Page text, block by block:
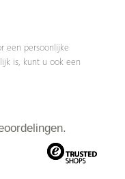
een persoonlijke
is, kunt u ook een